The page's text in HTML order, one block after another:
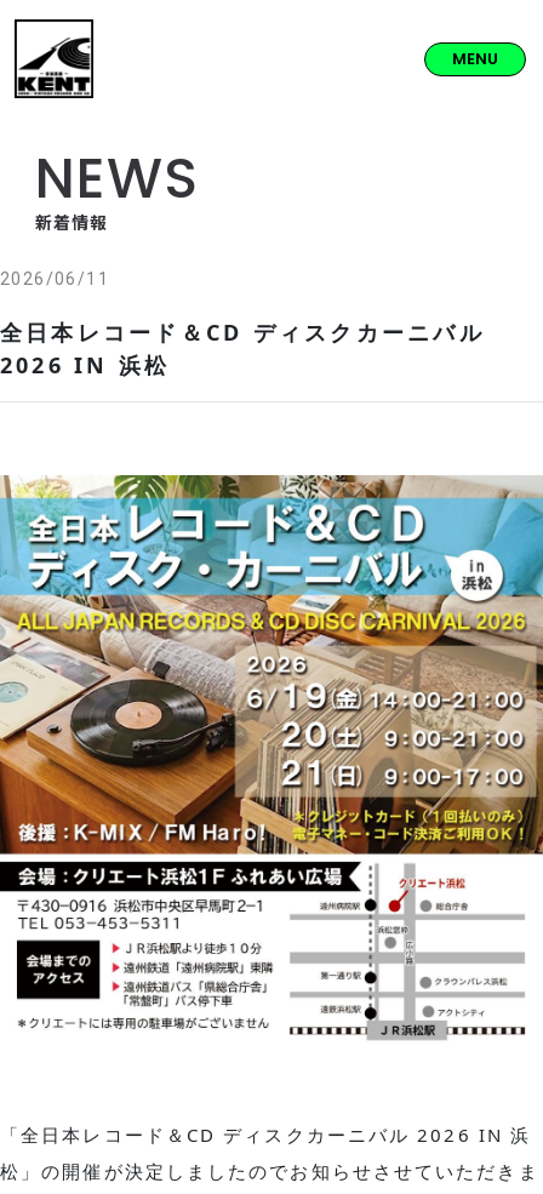
MENU
NEWS
新着情報
2026/06/11
全日本レコード＆CD ディスクカーニバル
2026 IN 浜松
「全日本レコード＆CD ディスクカーニバル 2026 IN 浜
松」の開催が決定しましたのでお知らせさせていただきま